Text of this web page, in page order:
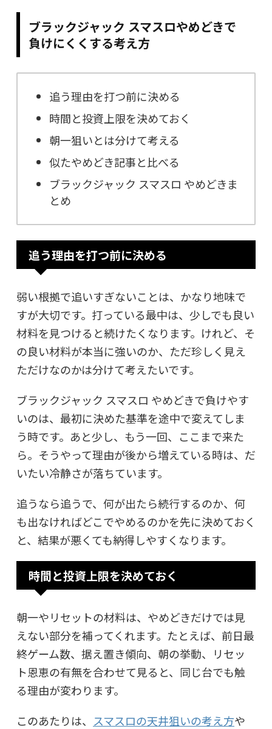
ブラックジャック スマスロやめどきで
負けにくくする考え方
追う理由を打つ前に決める
時間と投資上限を決めておく
朝一狙いとは分けて考える
似たやめどき記事と比べる
ブラックジャック スマスロ やめどきま
とめ
追う理由を打つ前に決める
弱い根拠で追いすぎないことは、かなり地味で
すが大切です。打っている最中は、少しでも良い
材料を見つけると続けたくなります。けれど、そ
の良い材料が本当に強いのか、ただ珍しく見え
ただけなのかは分けて考えたいです。
ブラックジャック スマスロ やめどきで負けやす
いのは、最初に決めた基準を途中で変えてしま
う時です。あと少し、もう一回、ここまで来た
ら。そうやって理由が後から増えている時は、だ
いたい冷静さが落ちています。
追うなら追うで、何が出たら続行するのか、何
も出なければどこでやめるのかを先に決めておく
と、結果が悪くても納得しやすくなります。
時間と投資上限を決めておく
朝一やリセットの材料は、やめどきだけでは見
えない部分を補ってくれます。たとえば、前日最
終ゲーム数、据え置き傾向、朝の挙動、リセッ
ト恩恵の有無を合わせて見ると、同じ台でも触
る理由が変わります。
このあたりは、
スマスロの天井狙いの考え方や